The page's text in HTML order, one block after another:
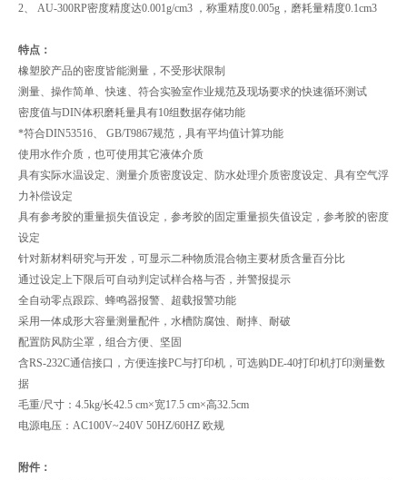
2、 AU-300RP密度精度达0.001g/cm3 ，称重精度0.005g，磨耗量精度0.1cm3
特点：
橡塑胶产品的密度皆能测量，不受形状限制
测量、操作简单、快速、符合实验室作业规范及现场要求的快速循环测试
密度值与DIN体积磨耗量具有10组数据存储功能
*符合DIN53516、 GB/T9867规范，具有平均值计算功能
使用水作介质，也可使用其它液体介质
具有实际水温设定、测量介质密度设定、防水处理介质密度设定、具有空气浮
力补偿设定
具有参考胶的重量损失值设定，参考胶的固定重量损失值设定，参考胶的密度
设定
针对新材料研究与开发，可显示二种物质混合物主要材质含量百分比
通过设定上下限后可自动判定试样合格与否，并警报提示
全自动零点跟踪、蜂鸣器报警、超载报警功能
采用一体成形大容量测量配件，水槽防腐蚀、耐摔、耐破
配置防风防尘罩，组合方便、坚固
含RS-232C通信接口，方便连接PC与打印机，可选购DE-40打印机打印测量数
据
毛重/尺寸：4.5kg/长42.5 cm×宽17.5 cm×高32.5cm
电源电压：AC100V~240V 50HZ/60HZ 欧规
附件：